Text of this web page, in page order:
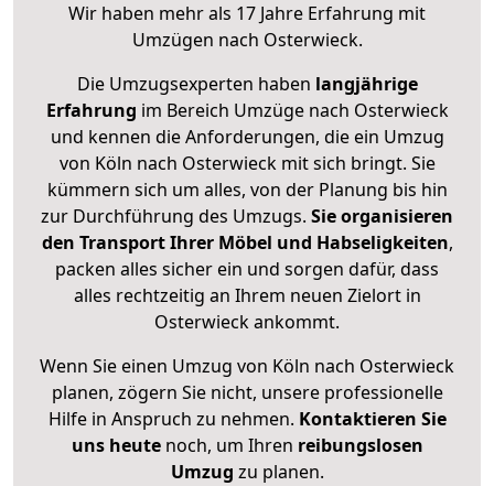
Wir haben mehr als 17 Jahre Erfahrung mit
Umzügen nach Osterwieck.
Die Umzugsexperten haben langjährige
Erfahrung im Bereich Umzüge nach Osterwieck
und kennen die Anforderungen, die ein Umzug
von Köln nach Osterwieck mit sich bringt. Sie
kümmern sich um alles, von der Planung bis hin
zur Durchführung des Umzugs. Sie organisieren
den Transport Ihrer Möbel und Habseligkeiten,
packen alles sicher ein und sorgen dafür, dass
alles rechtzeitig an Ihrem neuen Zielort in
Osterwieck ankommt.
Wenn Sie einen Umzug von Köln nach Osterwieck
planen, zögern Sie nicht, unsere professionelle
Hilfe in Anspruch zu nehmen. Kontaktieren Sie
uns heutenoch, um Ihren reibungslosen
Umzug zu planen.